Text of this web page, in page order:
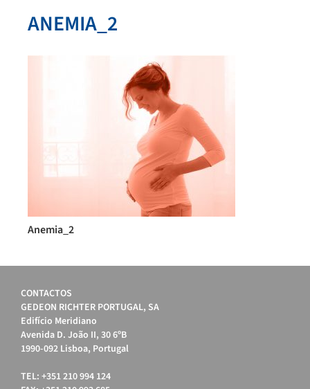
ANEMIA_2
Anemia_2
CONTACTOS
GEDEON RICHTER PORTUGAL, SA
Edifício Meridiano
Avenida D. João II, 30 6ºB
1990-092 Lisboa, Portugal
TEL: +351 210 994 124